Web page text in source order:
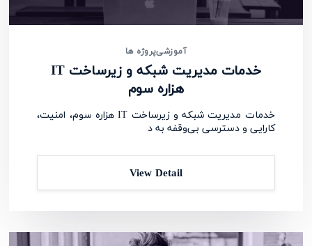
آموزشیپروژه ها
خدمات مدیریت شبکه و زیرساخت IT
هزاره سوم
خدمات مدیریت شبکه و زیرساخت IT هزاره سوم، امنیت،
کارایی و دسترسی بی‌وقفه به د
View Detail